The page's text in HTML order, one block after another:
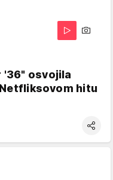
'36" osvojila
hitu